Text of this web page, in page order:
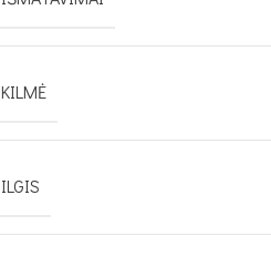
KILMĖ
ILGIS